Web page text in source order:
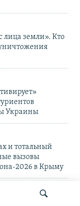
лица земли». Кто
Украины
и тотальный
вызовы
2026 в Крыму